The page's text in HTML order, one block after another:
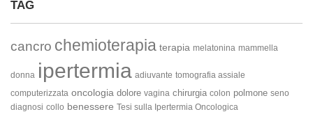
TAG
cancro chemioterapia terapia melatonina mammella
donna ipertermia adiuvante tomografia assiale
computerizzata oncologia dolore vagina chirurgia colon polmone seno
diagnosi collo benessere Tesi sulla Ipertermia Oncologica